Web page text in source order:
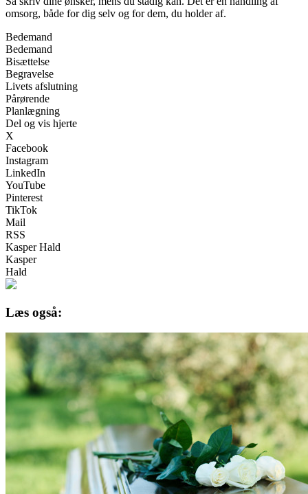
omsorg, både for dig selv og for dem, du holder af.
Bedemand
Bedemand
Bisættelse
Begravelse
Livets afslutning
Pårørende
Planlægning
Del og vis hjerte
X
Facebook
Instagram
LinkedIn
YouTube
Pinterest
TikTok
Mail
RSS
Kasper Hald
Kasper
Hald
Læs også: